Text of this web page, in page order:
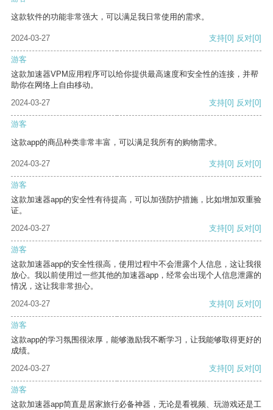
这款软件的功能非常强大，可以满足我日常使用的需求。
2024-03-27 支持[0] 反对[0]
游客
这款加速器VPM应用程序可以给你提供最高速度和安全性的连接，并帮
助你在网络上自由移动。
2024-03-27
支持[0] 反对[0]
游客
这款app的商品种类非常丰富，可以满足我所有的购物需求。
2024-03-27 支持[0] 反对[0]
游客
这款加速器app的安全性有待提高，可以加强防护措施，比如增加双重验
证。
2024-03-27
支持[0] 反对[0]
游客
这款加速器app的安全性很高，使用过程中不会泄露个人信息，这让我很
放心。我以前使用过一些其他的加速器app，经常会出现个人信息泄露的
情况，这让我非常担心。
2024-03-27
支持[0] 反对[0]
游客
这款app的学习氛围很浓厚，能够激励我不断学习，让我能够取得更好的
成绩。
2024-03-27
支持[0] 反对[0]
游客
这款加速器app简直是居家旅行必备神器，无论是看视频、玩游戏还是工